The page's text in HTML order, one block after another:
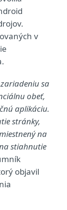
v
sa
obeť,
aplikáciu.
stránky,
na
stiahnutie
objavil